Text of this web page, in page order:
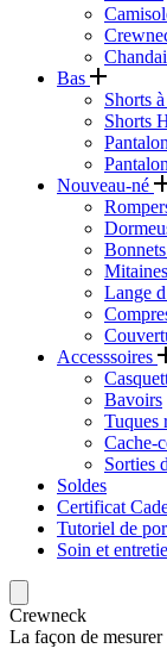
Bas
Shorts
Shorts
Nouveau-né
Mitaines
Lange
Accesssoires
Bavoirs
Tuques
Cache-
Sorties
Soldes
Certificat
Tutoriel de
Soin et
Crewneck
La façon de mesurer